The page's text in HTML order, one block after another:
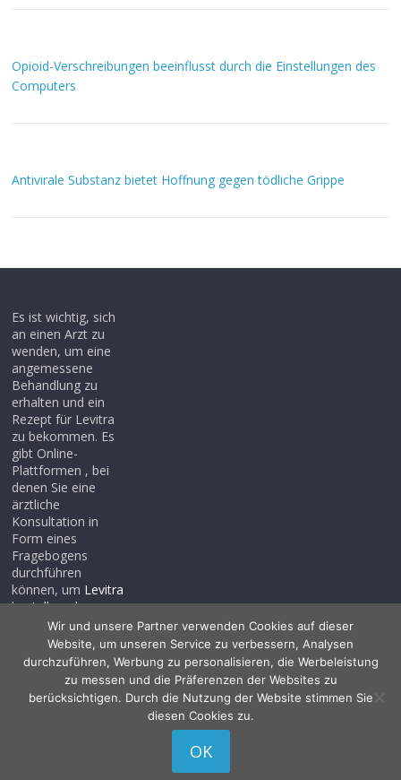
Opioid-Verschreibungen beeinflusst durch die Einstellungen des
Computers
Antivirale Substanz bietet Hoffnung gegen tödliche Grippe
Es ist wichtig, sich
an einen Arzt zu
wenden, um eine
angemessene
Behandlung zu
erhalten und ein
Rezept für Levitra
zu bekommen. Es
gibt Online-
Plattformen , bei
denen Sie eine
ärztliche
Konsultation in
Form eines
Fragebogens
durchführen
können, um Levitra
bestellen ohne
rezept, auch wenn
Sie noch kein
Rezept haben .
Allessentialspa . Alle Rechte vorbehalten.
Wir und unsere Partner verwenden Cookies auf dieser
Website, um unseren Service zu verbessern, Analysen
durchzuführen, Werbung zu personalisieren, die Werbeleistung
zu messen und die Präferenzen der Websites zu
berücksichtigen. Durch die Nutzung der Website stimmen Sie
diesen Cookies zu.
OK